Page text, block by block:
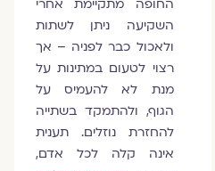
החופה מתקיימת אחרי
השקיעה ניתן לשתות
ולאכול כבר לפניה – אך
רצוי לטעום במתינות על
מנת לא להעמיס על
הגוף, ולהתמקד בשתייה
להחזרת נוזלים. תענית
אינה קלה לכל אדם,